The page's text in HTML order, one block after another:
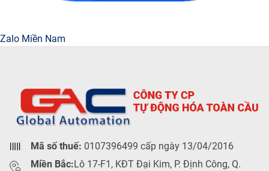
Zalo Miền Nam
Mã số thuế: 0107396499 cấp ngày 13/04/2016
Miền Bắc:Lô 17-F1, KĐT Đại Kim, P. Định Công, Q.